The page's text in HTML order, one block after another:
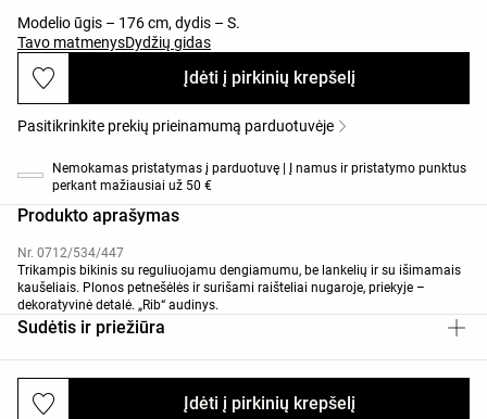
Modelio ūgis – 176 cm, dydis – S.
Tavo matmenysDydžių gidas
Įdėti į pirkinių krepšelį
Įdėti į pirkinių krepšelį
Pasitikrinkite prekių prieinamumą parduotuvėje
Nemokamas pristatymas į parduotuvę | Į namus ir pristatymo punktus
perkant mažiausiai už 50 €
Produkto aprašymas
Nr. 0712/534/447
Trikampis bikinis su reguliuojamu dengiamumu, be lankelių ir su išimamais
kaušeliais. Plonos petnešėlės ir surišami raišteliai nugaroje, priekyje –
dekoratyvinė detalė. „Rib“ audinys.
Sudėtis ir priežiūra
Siuntimai ir grąžinimai